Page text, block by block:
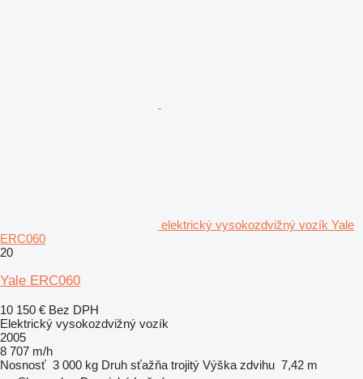
elektrický vysokozdvižný vozík Yale
ERC060
20
Yale ERC060
10 150 € Bez DPH
Elektrický vysokozdvižný vozík
2005
8 707 m/h
Nosnosť 3 000 kg Druh sťažňa trojitý Výška zdvihu 7,42 m